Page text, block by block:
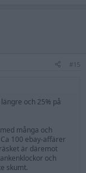
#15
och 25% på
många och
100 ebay-affärer
är däremot
och
skumt.